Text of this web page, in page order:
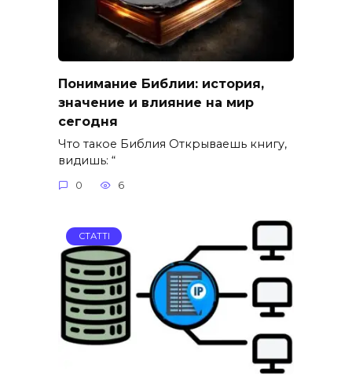
Понимание Библии: история,
значение и влияние на мир
сегодня
Что такое Библия Открываешь книгу,
видишь: “
0 6
СТАТТІ